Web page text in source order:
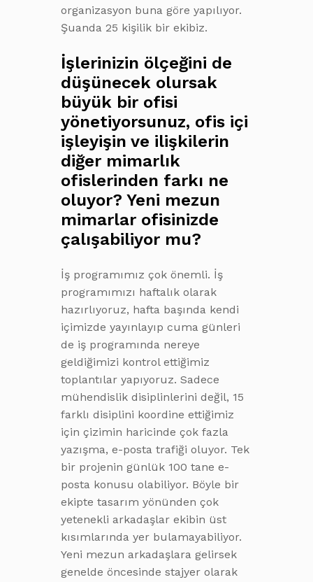
organizasyon buna göre yapılıyor.
Şuanda 25 kişilik bir ekibiz.
İşlerinizin ölçeğini de
düşünecek olursak
büyük bir ofisi
yönetiyorsunuz, ofis içi
işleyişin ve ilişkilerin
diğer mimarlık
ofislerinden farkı ne
oluyor? Yeni mezun
mimarlar ofisinizde
çalışabiliyor mu?
İş programımız çok önemli. İş
programımızı haftalık olarak
hazırlıyoruz, hafta başında kendi
içimizde yayınlayıp cuma günleri
de iş programında nereye
geldiğimizi kontrol ettiğimiz
toplantılar yapıyoruz. Sadece
mühendislik disiplinlerini değil, 15
farklı disiplini koordine ettiğimiz
için çizimin haricinde çok fazla
yazışma, e-posta trafiği oluyor. Tek
bir projenin günlük 100 tane e-
posta konusu olabiliyor. Böyle bir
ekipte tasarım yönünden çok
yetenekli arkadaşlar ekibin üst
kısımlarında yer bulamayabiliyor.
Yeni mezun arkadaşlara gelirsek
genelde öncesinde stajyer olarak